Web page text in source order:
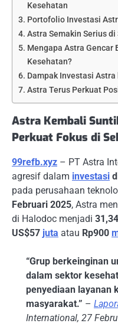
Kesehatan
Portofolio Investasi
Astra Semakin Serius
Mengapa Astra Gencar
Kesehatan?
Dampak Investasi
Astra Terus Perkuat
Astra Kembali
Perkuat Fokus di
99refb.xyz – PT Astra
agresif dalam investasi
pada perusahaan
Februari 2025, Astra
di Halodoc menjadi
US$57 juta atau Rp900
“Grup berkeinginan
dalam sektor
penyediaan layanan
masyarakat.” –
International, 27